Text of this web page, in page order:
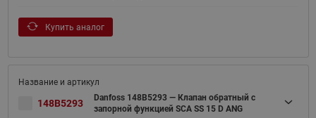
Купить аналог
148B5293
Danfoss 148B5293 — Клапан обратный с
запорной функцией SCA SS 15 D ANG